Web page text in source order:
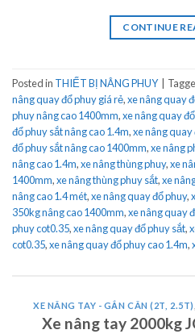
CONTINUE
Posted in THIẾT BỊ NÂNG PHUY
nâng quay đổ phuy giá rẻ,xe nâng quay
phuy nâng cao 1400mm,xe nâng quay
đổ phuy sắt nâng cao 1.4m,xe nâng
đổ phuy sắt nâng cao 1400mm,xe nâng
nâng cao 1.4m,xe nâng thùng phuy,xe
1400mm,xe nâng thùng phuy sắt,xe
nâng cao 1.4 mét,xe nâng quay đổ phuy,
350kg nâng cao 1400mm,xe nâng quay
phuy cot0.35,xe nâng quay đổ phuy sắt,
cot0.35,xe nâng quay đổ phuy cao 1.4m,
XE NÂNG TAY - GẮN CÂN (2T, 2.5T)
Xe nâng tay 2000kg